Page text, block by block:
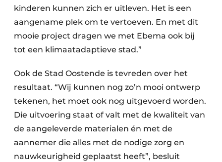
kinderen kunnen zich er uitleven. Het is een
aangename plek om te vertoeven. En met dit
mooie project dragen we met Ebema ook bij
tot een klimaatadaptieve stad.”
Ook de Stad Oostende is tevreden over het
resultaat. “Wij kunnen nog zo’n mooi ontwerp
tekenen, het moet ook nog uitgevoerd worden.
Die uitvoering staat of valt met de kwaliteit van
de aangeleverde materialen én met de
aannemer die alles met de nodige zorg en
nauwkeurigheid geplaatst heeft”, besluit